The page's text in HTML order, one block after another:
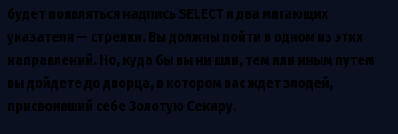
будет появляться надпись SELECT и два мигающих
указателя — стрелки. Вы должны пойти в одном из этих
направлений. Но, куда бы вы ни шли, тем или иным путем
вы дойдете до дворца, в котором вас ждет злодей,
присвоивший себе Золотую Секиру.